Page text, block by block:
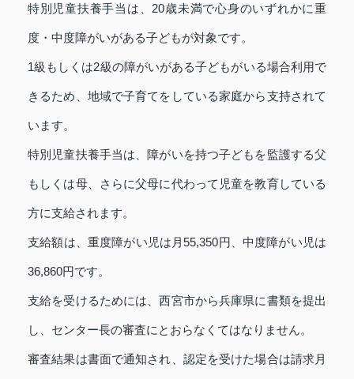
特別児童扶養手当は、20歳未満で心身のいずれかに重
度・中度障がいがある子どもが対象です。
1級もしくは2級の障がいがある子どもがいる場合利用で
きるため、地域で子育てをしている家庭から支持されて
います。
特別児童扶養手当は、障がいを持つ子どもを監護する父
もしくは母、さらに父母に代わって児童を教育している
方に支給されます。
支給額は、重度障がい児は月55,350円、中度障がい児は
36,860円です。
支給を受けるためには、西宮市から兵庫県に書類を提出
し、センター長の審査にとおらなくてはなりません。
審査結果は書面で通知され、認定を受けた場合は請求月